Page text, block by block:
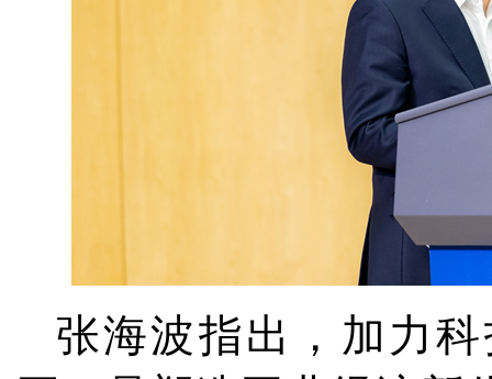
张海波指出，加力